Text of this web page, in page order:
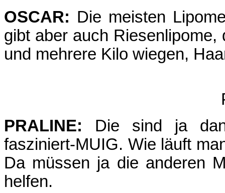
OSCAR: Die meisten
gibt aber auch
und mehrere Kilo wiegen,
PRALINE: Die sind ja
fasziniert-MUIG. Wie läuft
Da müssen ja die anderen
helfen.